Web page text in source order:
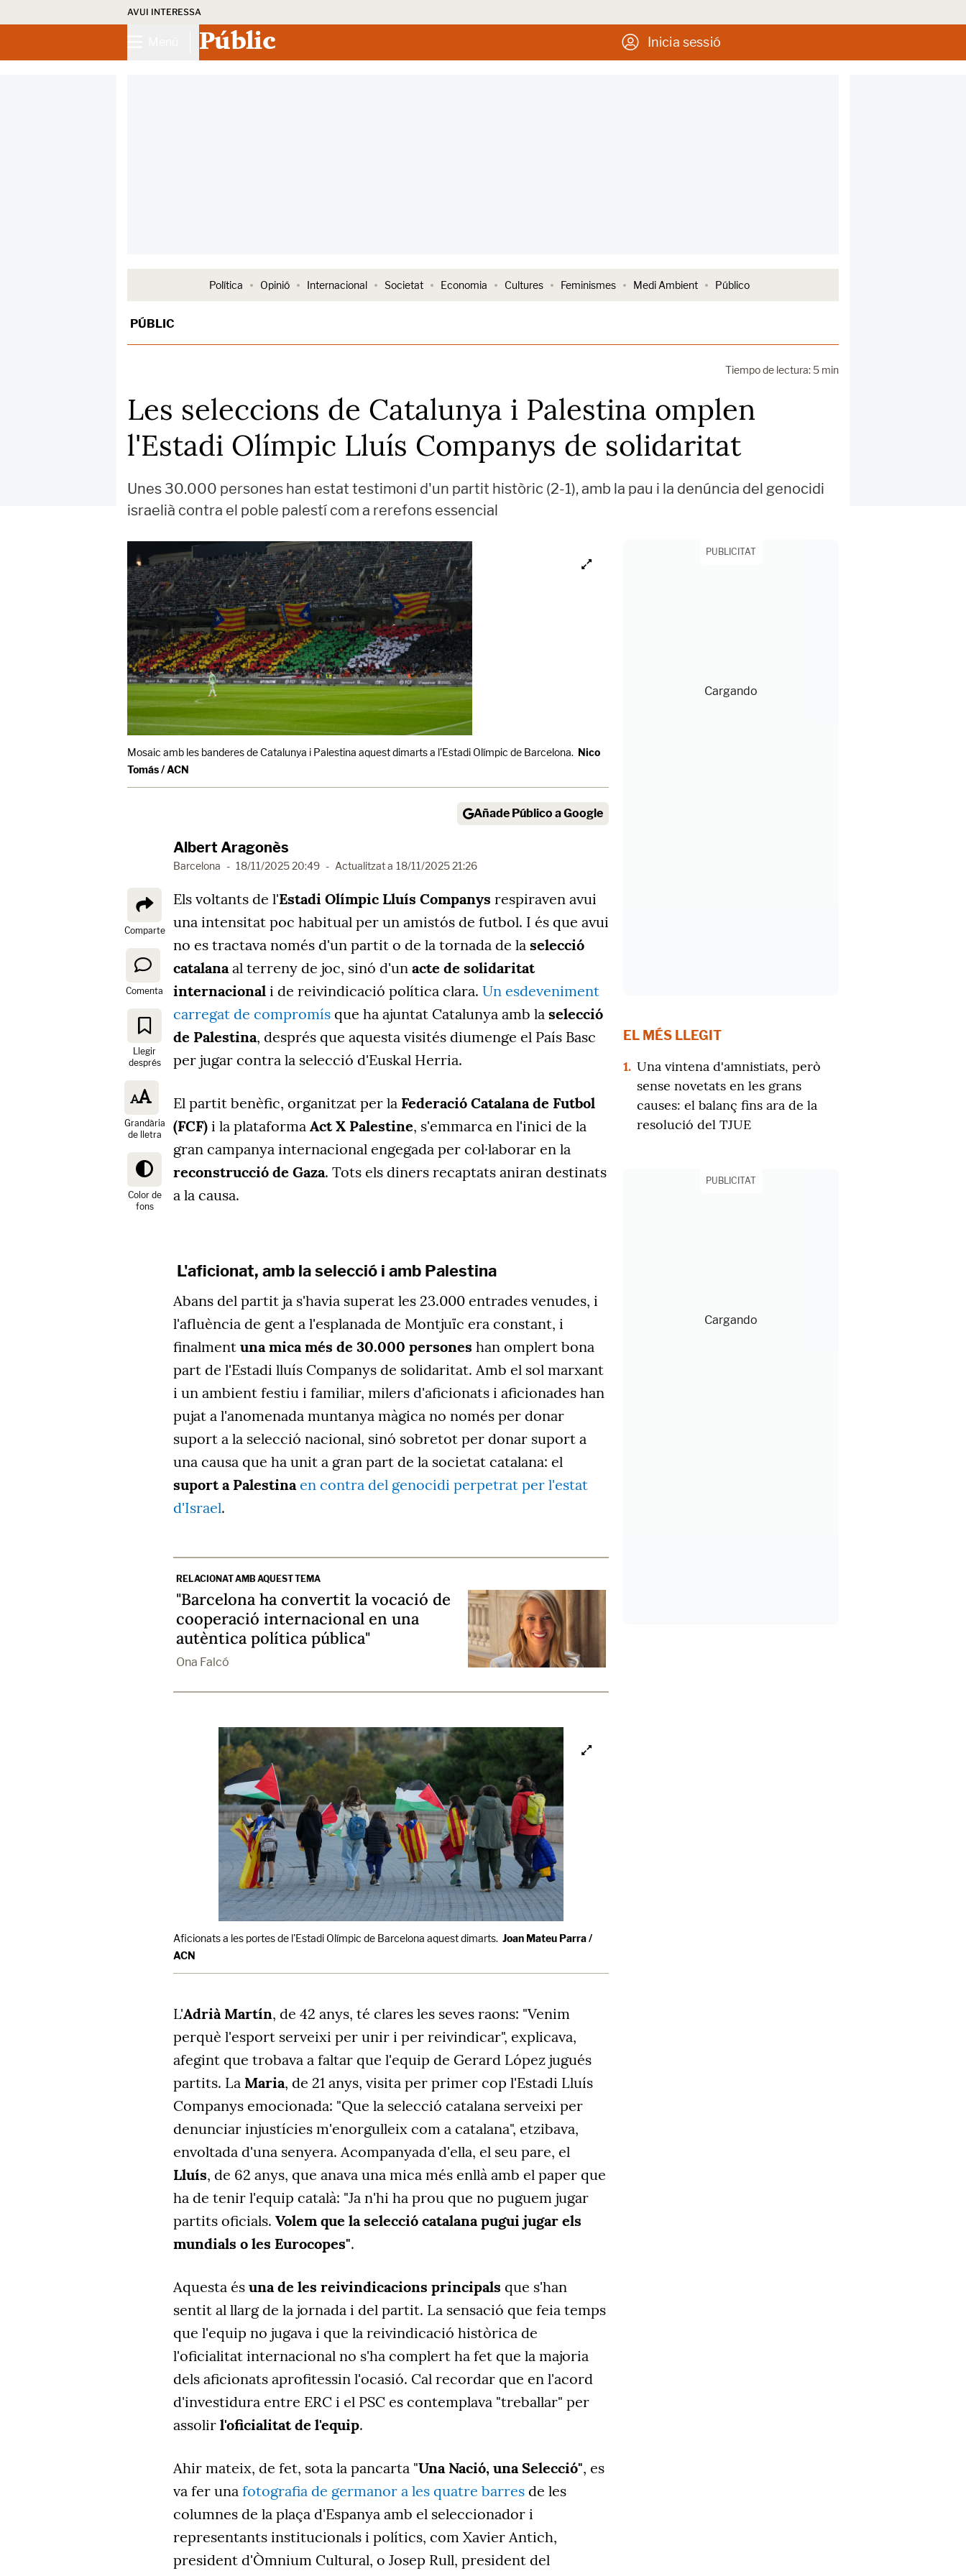
AVUI INTERESSA
Públic Inicia sessió
Política Opinió Internacional Societat Economia Cultures Feminismes Medi Ambient Público
PÚBLIC
Tiempo de lectura: 5 min
Les seleccions de Catalunya i Palestina omplen
l'Estadi Olímpic Lluís Companys de solidaritat
Unes 30.000 persones han estat testimoni d'un partit històric (2-1), amb la pau i la denúncia del genocidi
israelià contra el poble palestí com a rerefons essencial
Mosaic amb les banderes de Catalunya i Palestina aquest dimarts a l'Estadi Olímpic de Barcelona. Nico
Tomás / ACN
Añade Público a Google
Albert Aragonès
Barcelona - 18/11/2025 20:49 - Actualitzat a 18/11/2025 21:26
Comparte
Comenta
Llegir
després
Grandària
de lletra
Color de
fons
Els voltants de l'Estadi Olímpic Lluís Companys respiraven avui
una intensitat poc habitual per un amistós de futbol. I és que avui
no es tractava només d'un partit o de la tornada de la selecció
catalanaal terreny de joc, sinó d'un acte de solidaritat
internacional i de reivindicació política clara. Un esdeveniment
carregat de compromís que ha ajuntat Catalunya amb la selecció
de Palestina, després que aquesta visités diumenge el País Basc
per jugar contra la selecció d'Euskal Herria.
El partit benèfic, organitzat per la Federació Catalana de Futbol
(FCF) i la plataforma Act X Palestine, s'emmarca en l'inici de la
gran campanya internacional engegada per col·laborar en la
reconstrucció de Gaza. Tots els diners recaptats aniran destinats
a la causa.
L'aficionat, amb la selecció i amb Palestina
Abans del partit ja s'havia superat les 23.000 entrades venudes, i
l'afluència de gent a l'esplanada de Montjuïc era constant, i
finalment una mica més de 30.000 persones han omplert bona
part de l'Estadi lluís Companys de solidaritat. Amb el sol marxant
i un ambient festiu i familiar, milers d'aficionats i aficionades han
pujat a l'anomenada muntanya màgica no només per donar
suport a la selecció nacional, sinó sobretot per donar suport a
una causa que ha unit a gran part de la societat catalana: el
suport a Palestinaen contra del genocidi perpetrat per l'estat
d'Israel.
RELACIONAT AMB AQUEST TEMA
"Barcelona ha convertit la vocació de
cooperació internacional en una
autèntica política pública"
Ona Falcó
Aficionats a les portes de l'Estadi Olímpic de Barcelona aquest dimarts. Joan Mateu Parra /
ACN
L'Adrià Martín, de 42 anys, té clares les seves raons: "Venim
perquè l'esport serveixi per unir i per reivindicar", explicava,
afegint que trobava a faltar que l'equip de Gerard López jugués
partits. La Maria, de 21 anys, visita per primer cop l'Estadi Lluís
Companys emocionada: "Que la selecció catalana serveixi per
denunciar injustícies m'enorgulleix com a catalana", etzibava,
envoltada d'una senyera. Acompanyada d'ella, el seu pare, el
Lluís, de 62 anys, que anava una mica més enllà amb el paper que
ha de tenir l'equip català: "Ja n'hi ha prou que no puguem jugar
partits oficials. Volem que la selecció catalana pugui jugar els
mundials o les Eurocopes".
Aquesta és una de les reivindicacions principals que s'han
sentit al llarg de la jornada i del partit. La sensació que feia temps
que l'equip no jugava i que la reivindicació històrica de
l'oficialitat internacional no s'ha complert ha fet que la majoria
dels aficionats aprofitessin l'ocasió. Cal recordar que en l'acord
d'investidura entre ERC i el PSC es contemplava "treballar" per
assolir l'oficialitat de l'equip.
Ahir mateix, de fet, sota la pancarta "Una Nació, una Selecció", es
va fer una fotografia de germanor a les quatre barres de les
columnes de la plaça d'Espanya amb el seleccionador i
representants institucionals i polítics, com Xavier Antich,
president d'Òmnium Cultural, o Josep Rull, president del
PUBLICITAT
EL MÉS LLEGIT
1. Una vintena d'amnistiats, però
sense novetats en les grans
causes: el balanç fins ara de la
resolució del TJUE
PUBLICITAT